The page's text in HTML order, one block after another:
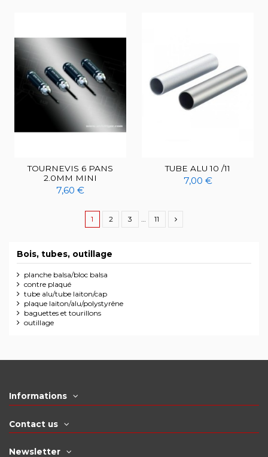
TOURNEVIS 6 PANS
2.0MM MINI
7,60 €
TUBE ALU 10 /11
7,00 €
1 2 3 11
Bois, tubes, outillage
planche balsa/bloc balsa
contre plaqué
tube alu/tube laiton/cap
plaque laiton/alu/polystyrêne
baguettes et tourillons
outillage
Informations
Contact us
Newsletter